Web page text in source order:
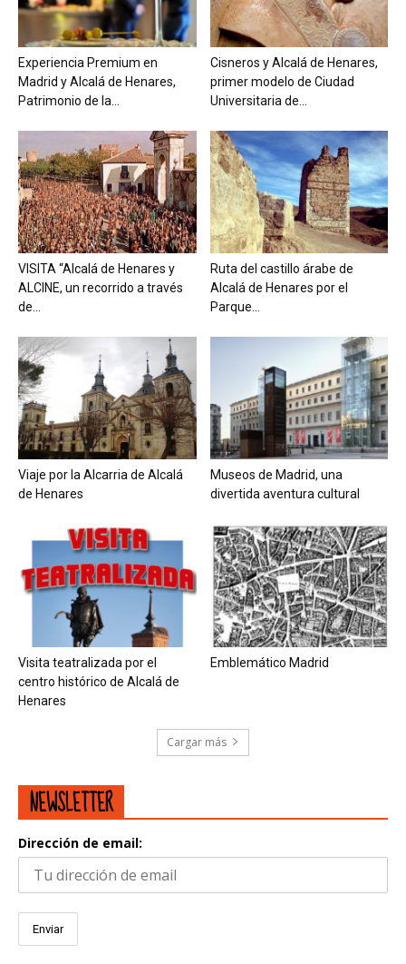
Experiencia Premium en
Madrid y Alcalá de Henares,
Patrimonio de la...
Cisneros y Alcalá de Henares,
primer modelo de Ciudad
Universitaria de...
VISITA “Alcalá de Henares y
ALCINE, un recorrido a través
de...
Ruta del castillo árabe de
Alcalá de Henares por el
Parque...
Viaje por la Alcarria de Alcalá
de Henares
Museos de Madrid, una
divertida aventura cultural
Visita teatralizada por el
centro histórico de Alcalá de
Henares
Emblemático Madrid
Cargar más
NEWSLETTER
Dirección de email: